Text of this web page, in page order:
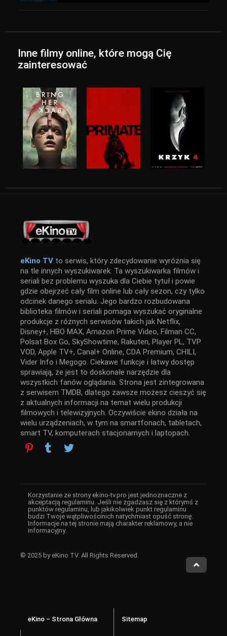
Inne filmy online, które mogą Cię
zainteresować
eKino TV to serwis, który zdecydowanie wyróżnia się
na tle innych wyszukiwarek. Ta wyszukiwarka filmów i
seriali bez problemu wyszuka dla Ciebie tytuł i powie
gdzie obejrzeć cały film online lub cały sezon, czy tylko
odcinek danego serialu. Jego bardzo rozbudowana
biblioteka filmów i seriali pomaga wyszukać oryginalne
produkcje z różnych serwisów takich jak Netflix,
Disney+, HBO MAX, Amazon Prime Video, Filman CC,
Polsat Box Go, SkyShowtime, Rakuten, Player PL, TVP
VOD, Apple TV+, Canal+ Online, CDA Premium, CHILI,
Vider Info i Megogo. Ciekawe funkcje i łatwy dostęp
sprawiają, że jest to doskonałe narzędzie dla
wszystkich fanów oglądania. Strona jest zintegrowana
z serwisem TMDB, dlatego zawsze możesz cieszyć się
z aktualnych informacji na temat wielu produkcji
filmowych i telewizyjnych. Oczywiście ekino działa na
wielu urządzeniach, w tym na smartfonach, tabletach,
smart TV, komputerach stacjonarnych i laptopach.
Korzystanie ze strony ekino-tv.pro jest jednoznaczne z
akceptacją regulaminu. Jeśli nie zgadzasz się z którymś z
punktów regulaminu, lub jakikolwiek punkt regulaminu
budzi Twoje wątpliwościnich natychmiast opuść stronę.
Informacje na tej stronie mają charakter reklamowy, a nie
informacyjny.
© 2025 by eKino TV. All Rights Reserved.
eKino – Strona Główna Sitemap